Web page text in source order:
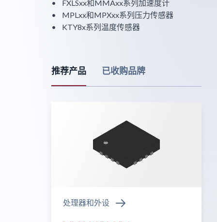
• FXLSxx和MMAxx系列加速度计
• MPLxx和MPXxx系列压力传感器
• KTY8x系列温度传感器
推荐产品 已收购品牌
处理器和外设